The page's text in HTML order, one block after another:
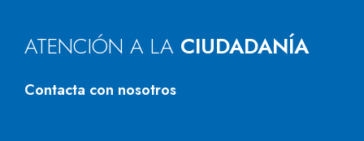
ATENCIÓN A LA CIUDADANÍA
Contacta con nosotros